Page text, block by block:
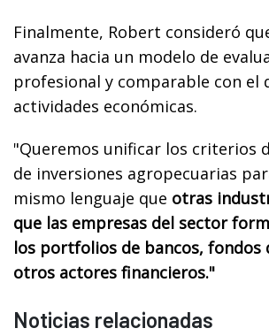
Finalmente, Robert consideró
avanza hacia un modelo de
profesional y comparable con el
actividades económicas.
"Queremos unificar los criterios
de inversiones agropecuarias
mismo lenguaje que otras
que las empresas del sector
los portfolios de bancos, fondos
otros actores financieros."
Noticias relacionadas